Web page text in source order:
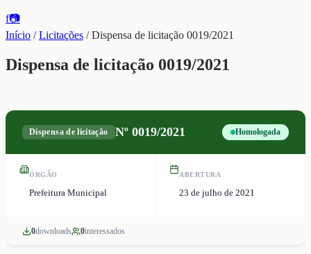
f📷
Início /Licitações /Dispensa de licitação 0019/2021
Dispensa de licitação 0019/2021
Dispensa de licitação Nº 0019/2021 Homologada
ÓRGÃO
Prefeitura Municipal
ABERTURA
23 de julho de 2021
0downloads 0interessados